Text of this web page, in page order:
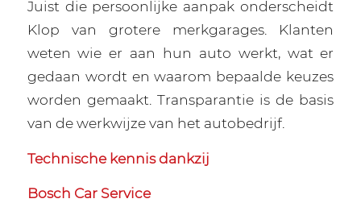
Juist die persoonlijke aanpak onderscheidt
Klop van grotere merkgarages. Klanten
weten wie er aan hun auto werkt, wat er
gedaan wordt en waarom bepaalde keuzes
worden gemaakt. Transparantie is de basis
van de werkwijze van het autobedrijf.
Technische kennis dankzij
Bosch Car Service